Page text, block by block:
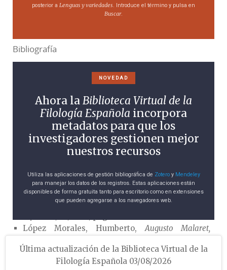
Vocabulario de Puerto Rico
Bibliografía
Augusto Malaret»,Boletín del Instituto Caro y
, XXII-2, 1967, págs. 333-337.
Llorens, Washington,
Augusto Malaret. Crítica a la
crítica, Academia Puertorriqueña de la Lengua
Española, San Juan, 1972.
López Morales, Humberto, «Aproximación a la
bibliografía lingüística de Augusto Malaret»,
Boletín de la Academia Puertorriqueña de la Lengua
López Morales, Humberto, «Adiciones a la
bibliografía lingüística de Augusto Malaret»,
Boletín de la Academia Puertorriqueña de la Lengua
López Morales, Humberto,Augusto Malaret,
Humberto López Morales a la Academia de
Artes y Ciencias de Puerto Rico, Taller Huracán,
posterior a Lenguas y variedades. Introduce el término y pulsa en
Buscar.
NOVEDAD
Ahora laBiblioteca Virtual de la
Filología Española incorpora
metadatos para que los
investigadores gestionen mejor
nuestros recursos
Utiliza las aplicaciones de gestión bibliográfica de Zoteroy Mendeley
para manejar los datos de los registros. Estas aplicaciones están
disponibles de forma gratuita tanto para escritorio como en extensiones
que pueden agregarse a los navegadores web.
Última actualización de la Biblioteca Virtual de la
Filología Española 03/08/2026